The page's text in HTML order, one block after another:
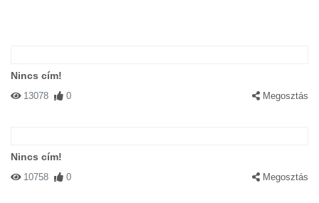
Nincs cím!
13078 0 Megosztás
Nincs cím!
10758 0 Megosztás